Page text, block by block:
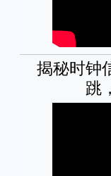
揭秘时钟
跳